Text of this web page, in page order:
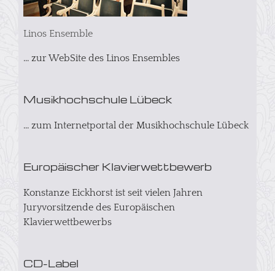
Linos Ensemble
... zur WebSite des Linos Ensembles
Musikhochschule Lübeck
... zum Internetportal der Musikhochschule Lübeck
Europäischer Klavierwettbewerb
Konstanze Eickhorst ist seit vielen Jahren
Juryvorsitzende des Europäischen
Klavierwettbewerbs
CD-Label